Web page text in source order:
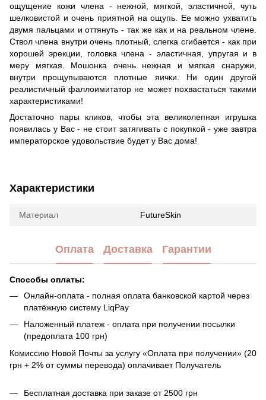
ощущение кожи члена - нежной, мягкой, эластичной, чуть
шелковистой и очень приятной на ощупь. Ее можно ухватить
двумя пальцами и оттянуть - так же как и на реальном члене.
Ствол члена внутри очень плотный, слегка сгибается - как при
хорошей эрекции, головка члена - эластичная, упругая и в
меру мягкая. Мошонка очень нежная и мягкая снаружи,
внутри прощупываются плотные яички. Ни один другой
реалистичный фаллоимитатор не может похвастаться такими
характеристиками!
Достаточно пары кликов, чтобы эта великолепная игрушка
появилась у Вас - не стоит затягивать с покупкой - уже завтра
императорское удовольствие будет у Вас дома!
Характеристики
Материал FutureSkin
Оплата Доставка Гарантии
Способы оплаты:
Онлайн-оплата - полная оплата банковской картой через
платёжную систему LiqPay
Наложенный платеж - оплата при получении посылки
(предоплата 100 грн)
Комиссию Новой Почты за услугу «Оплата при получении» (20
грн + 2% от суммы перевода) оплачивает Получатель
Бесплатная доставка при заказе от 2500 грн